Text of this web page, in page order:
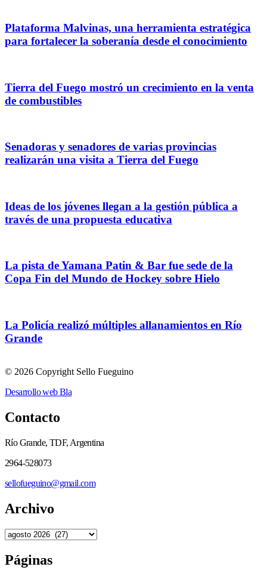
Plataforma Malvinas, una herramienta estratégica
para fortalecer la soberanía desde el conocimiento
Tierra del Fuego mostró un crecimiento en la venta
de combustibles
Senadoras y senadores de varias provincias
realizarán una visita a Tierra del Fuego
Ideas de los jóvenes llegan a la gestión pública a
través de una propuesta educativa
La pista de Yamana Patin & Bar fue sede de la
Copa Fin del Mundo de Hockey sobre Hielo
La Policía realizó múltiples allanamientos en Río
Grande
© 2026 Copyright Sello Fueguino
Desarrollo web Bla
Contacto
Río Grande, TDF, Argentina
2964-528073
sellofueguino@gmail.com
Archivo
Páginas